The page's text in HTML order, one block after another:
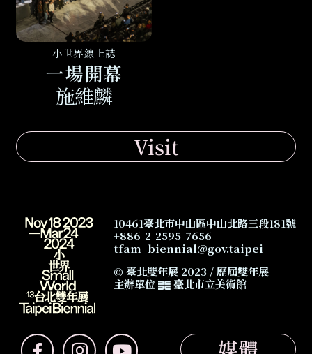
小世界線上誌
一場開幕
施維麟
Visit
10461臺北市中山區中山北路三段181號
+886-2-2595-7656
tfam_biennial@gov.taipei
© 臺北雙年展 2023 /歷屆雙年展
主辦單位
臺北市立美術館